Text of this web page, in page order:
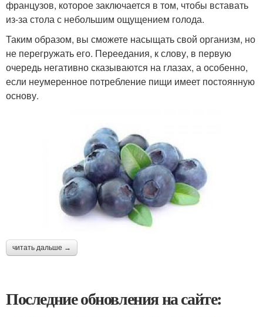
французов, которое заключается в том, чтобы вставать
из-за стола с небольшим ощущением голода.
Таким образом, вы сможете насыщать свой организм, но
не перегружать его. Переедания, к слову, в первую
очередь негативно сказываются на глазах, а особенно,
если неумеренное потребление пищи имеет постоянную
основу.
читать дальше →
Последние обновления на сайте: